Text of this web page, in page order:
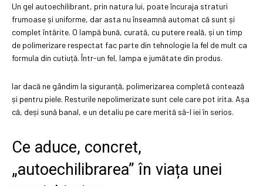
Un gel autoechilibrant, prin natura lui, poate încuraja straturi
frumoase și uniforme, dar asta nu înseamnă automat că sunt și
complet întărite. O lampă bună, curată, cu putere reală, și un timp
de polimerizare respectat fac parte din tehnologie la fel de mult ca
formula din cutiuță. Într-un fel, lampa e jumătate din produs.
Iar dacă ne gândim la siguranță, polimerizarea completă contează
și pentru piele. Resturile nepolimerizate sunt cele care pot irita. Așa
că, deși sună banal, e un detaliu pe care merită să-l iei în serios.
Ce aduce, concret,
„autoechilibrarea” în viața unei